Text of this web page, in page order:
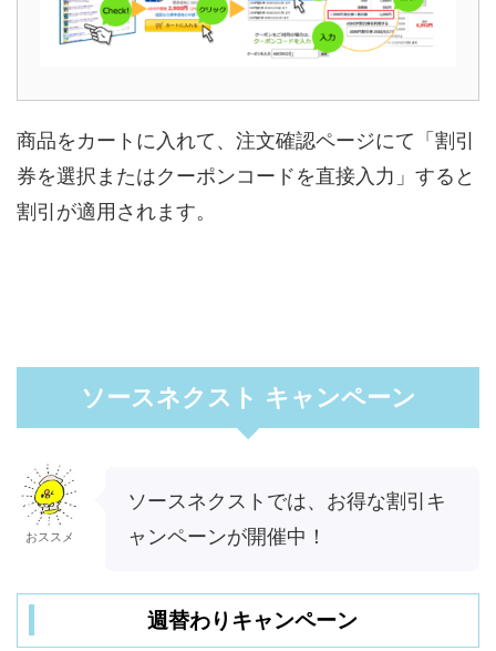
商品をカートに入れて、注文確認ページにて「割引
券を選択またはクーポンコードを直接入力」すると
割引が適用されます。
ソースネクスト キャンペーン
おススメ
ソースネクストでは、お得な割引キ
ャンペーンが開催中！
週替わりキャンペーン